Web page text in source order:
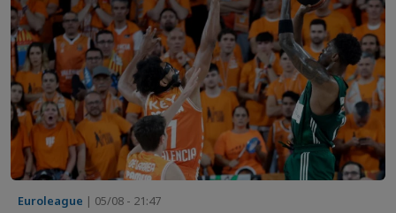
Euroleague | 05/08 - 21:47